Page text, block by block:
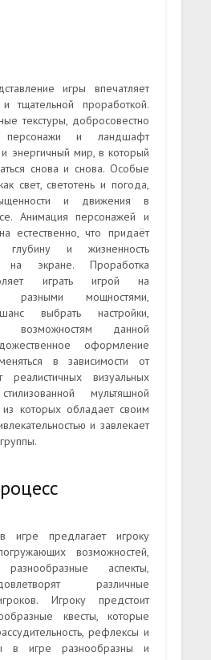
игры впечатляет
тщательной проработкой.
текстуры, добросовестно
персонажи и ландшафт
энергичный мир, в который
снова и снова. Особые
свет, светотень и погода,
и движения в
Анимация персонажей и
естественно, что придаёт
глубину и жизненность
на экране. Проработка
играть игрой на
разными мощностями,
выбрать настройки,
возможностям данной
оформление
в зависимости от
визуальных
мультяшной
которых обладает своим
и завлекает
игре предлагает игроку
возможностей,
аспекты,
различные
Игроку предстоит
квесты, которые
рефлексы и
в игре разнообразны и